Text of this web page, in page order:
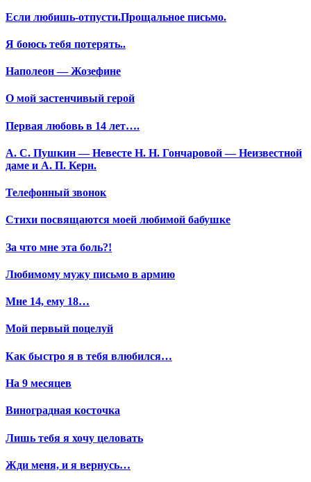
Если любишь-отпусти.Прощальное письмо.
Я боюсь тебя потерять..
Наполеон — Жозефине
О мой застенчивый герой
Первая любовь в 14 лет….
А. С. Пушкин — Невесте Н. Н. Гончаровой — Неизвестной
даме и А. П. Керн.
Телефонный звонок
Стихи посвящаются моей любимой бабушке
За что мне эта боль?!
Любимому мужу письмо в армию
Мне 14, ему 18…
Мой первый поцелуй
Как быстро я в тебя влюбился…
На 9 месяцев
Виноградная косточка
Лишь тебя я хочу целовать
Жди меня, и я вернусь…